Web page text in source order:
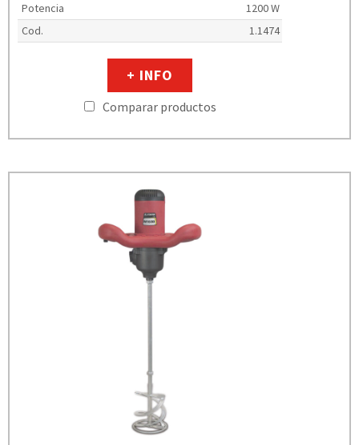
Potencia
1200 W
Cod.
1.1474
+ INFO
Comparar productos